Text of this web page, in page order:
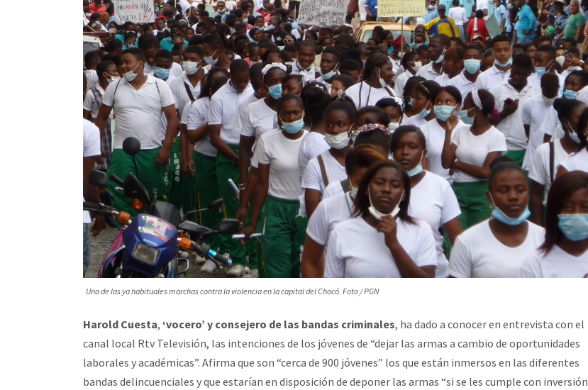
Una de las ya habituales marchas contra la violencia en la capital del Chocó. Foto / PGN
Harold Cuesta, ‘vocero’ y consejero de las bandas criminales, ha dado a conocer en entrevista con el
canal local Rtv Televisión, las intenciones de los jóvenes de “dejar las armas a cambio de oportunidades
laborales y académicas”. Afirma que son “cerca de 900 jóvenes” los que están inmersos en las diferentes
bandas delincuenciales y que estarían en disposición de deponer las armas “si se les cumple con inversión